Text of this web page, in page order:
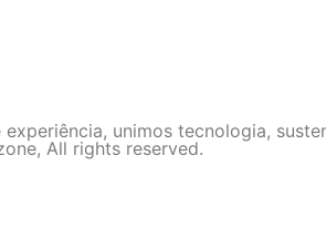
unimos tecnologia,
All rights reserved.